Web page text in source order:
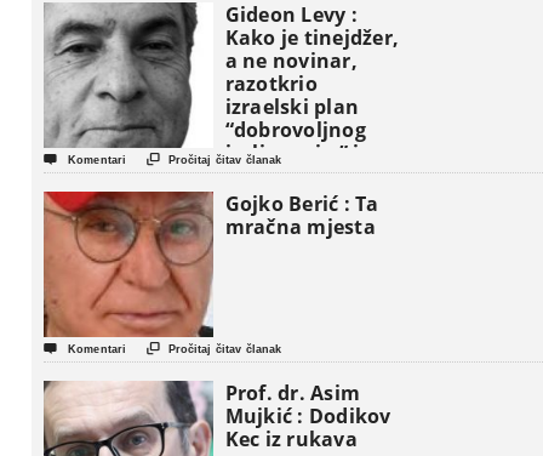
Gideon Levy :
Kako je tinejdžer,
a ne novinar,
razotkrio
izraelski plan
“dobrovoljnog
iseljavanja ” iz
Gaze
 Komentari  Pročitaj čitav članak
Gojko Berić : Ta
mračna mjesta
 Komentari  Pročitaj čitav članak
Prof. dr. Asim
Mujkić : Dodikov
Kec iz rukava